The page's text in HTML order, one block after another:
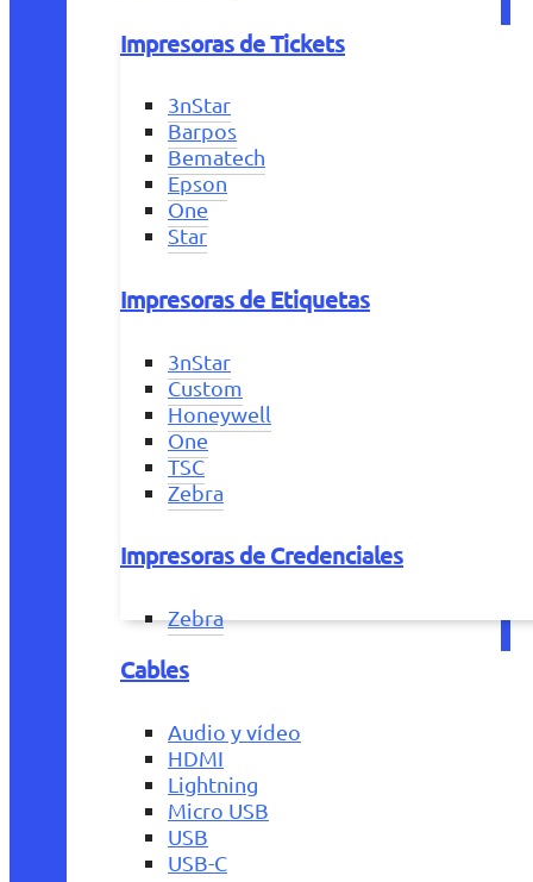
Impresoras de Tickets
3nStar
Barpos
Bematech
Epson
One
Star
Impresoras de Etiquetas
3nStar
Custom
Honeywell
One
TSC
Zebra
Impresoras de Credenciales
Zebra
Cables
Audio y vídeo
HDMI
Lightning
Micro USB
USB
USB-C